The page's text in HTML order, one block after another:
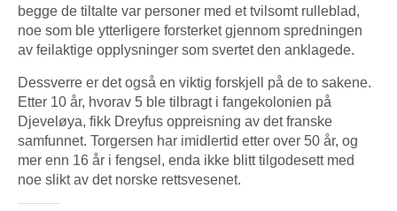
begge de tiltalte var personer med et tvilsomt rulleblad,
noe som ble ytterligere forsterket gjennom spredningen
av feilaktige opplysninger som svertet den anklagede.
Dessverre er det også en viktig forskjell på de to sakene.
Etter 10 år, hvorav 5 ble tilbragt i fangekolonien på
Djeveløya, fikk Dreyfus oppreisning av det franske
samfunnet. Torgersen har imidlertid etter over 50 år, og
mer enn 16 år i fengsel, enda ikke blitt tilgodesett med
noe slikt av det norske rettsvesenet.